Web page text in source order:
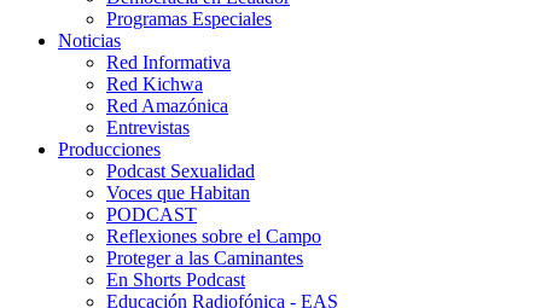
Programas Especiales
Noticias
Red Informativa
Red Kichwa
Red Amazónica
Entrevistas
Producciones
Podcast Sexualidad
Voces que Habitan
PODCAST
Reflexiones sobre el Campo
Proteger a las Caminantes
En Shorts Podcast
Educación Radiofónica - EAS